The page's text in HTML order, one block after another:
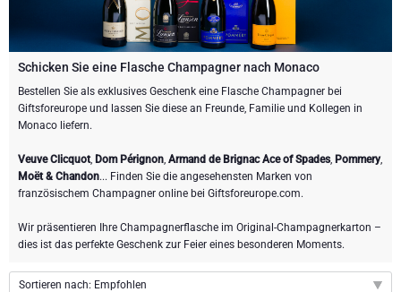
Exklusive Champagner-Geschenke
Schicken Sie eine Flasche Champagner
Merk
Dom Perignon Champagner
Moet & Chandon Champagner
Weingeschenke
Schicken Sie eine Flasche Wein
Sekt Geschenke
ANDERE GETRÄNKE
Schicken Sie eine Flasche Champagner
Sekt Geschenke
Alkohol-Geschenksets
Alkoholfreie Geschenke
SCHOKOLADE
Schokoladen Geschenke
Geschenke mit Schokolade und Wein
Sweet Gifts
Neuhaus Schokoladen
GOURMET GESCHENKE
Lifestyle Geschenke
Atelier Rebul
Le Parfum de Nathalie
MARKEN
Atelier Rebul
Cartwright & Butler
PREIS
Budget-GeschenkeANLÄSSE
Schicken Sie eine Flasche Champagner nach Monaco
Bestellen Sie als exklusives Geschenk eine Flasche Champagner bei
Giftsforeurope und lassen Sie diese an Freunde, Familie und Kollegen in
Monaco liefern.
Veuve Clicquot, Dom Pérignon, Armand de Brignac Ace of Spades, Pommery,
Moët & Chandon... Finden Sie die angesehensten Marken von
französischem Champagner online bei Giftsforeurope.com.
Wir präsentieren Ihre Champagnerflasche im Original-Champagnerkarton –
dies ist das perfekte Geschenk zur Feier eines besonderen Moments.
Sortieren nach: Empfohlen